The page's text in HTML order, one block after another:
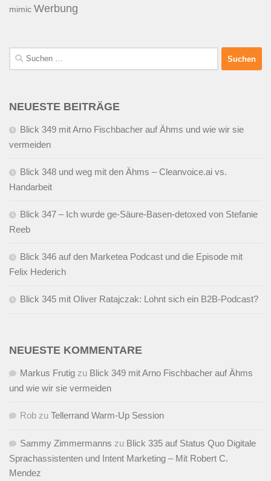
mimic Werbung
Suchen
nach:
NEUESTE BEITRÄGE
Blick 349 mit Arno Fischbacher auf Ähms und wie wir sie
vermeiden
Blick 348 und weg mit den Ähms – Cleanvoice.ai vs.
Handarbeit
Blick 347 – Ich wurde ge-Säure-Basen-detoxed von Stefanie
Reeb
Blick 346 auf den Marketea Podcast und die Episode mit
Felix Hederich
Blick 345 mit Oliver Ratajczak: Lohnt sich ein B2B-Podcast?
NEUESTE KOMMENTARE
Markus Frutig zu Blick 349 mit Arno Fischbacher auf Ähms
und wie wir sie vermeiden
Rob zu Tellerrand Warm-Up Session
Sammy Zimmermanns zu Blick 335 auf Status Quo Digitale
Sprachassistenten und Intent Marketing – Mit Robert C.
Mendez